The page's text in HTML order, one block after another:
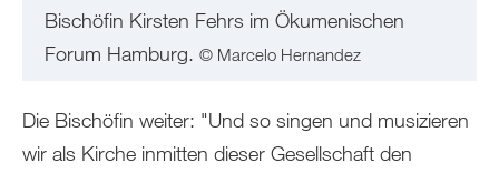
Bischöfin Kirsten Fehrs im Ökumenischen
Forum Hamburg. © Marcelo Hernandez
Die Bischöfin weiter: "Und so singen und musizieren
wir als Kirche inmitten dieser Gesellschaft den